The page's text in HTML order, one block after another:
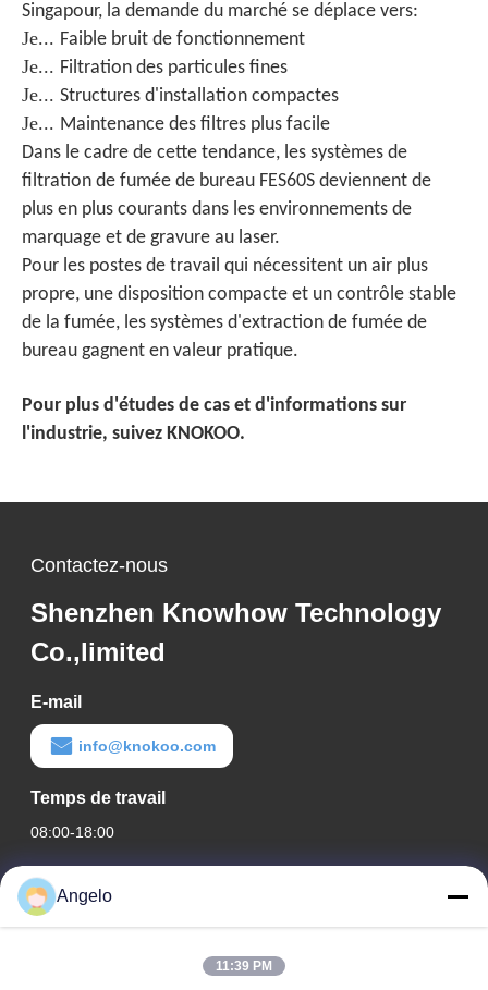
Singapour, la demande du marché se déplace vers:
Je... Faible bruit de fonctionnement
Je... Filtration des particules fines
Je... Structures d'installation compactes
Je... Maintenance des filtres plus facile
Dans le cadre de cette tendance, les systèmes de
filtration de fumée de bureau FES60S deviennent de
plus en plus courants dans les environnements de
marquage et de gravure au laser.
Pour les postes de travail qui nécessitent un air plus
propre, une disposition compacte et un contrôle stable
de la fumée, les systèmes d'extraction de fumée de
bureau gagnent en valeur pratique.
Pour plus d'études de cas et d'informations sur
l'industrie, suivez KNOKOO.
Contactez-nous
Shenzhen Knowhow Technology
Co.,limited
E-mail
info@knokoo.com
Temps de travail
08:00-18:00
Notre adresse
Adresse de l'entreprise
Minzhi, district de Longhua, ville de Shenzhen, province du
Angelo
11:39 PM